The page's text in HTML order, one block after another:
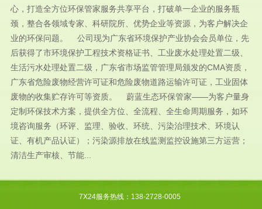
心，打造全方位环保管家服务共享平台，打破单一企业的服务瓶
颈，整合各领域专家、科研院所、优势企业等资源，为客户解决企
业的环保问题。 公司现为广东省环境保护产业协会会员单位，先
后获得了市环境保护工程技术资格证书、工业废水处理处置二级、
生活污水处理处置二级，广东省市场监管管理局颁发的CMA资质，
广东省危险废物经营许可证和危险废物道路运输许可证，工业固体
废物的收集贮存许可等资质。 蔚蓝生态环保管家——为客户量身
定制环保技术方案，提供全方位、全流程、全生命周期服务，如环
境咨询服务（环评、监理、验收、环统、污染治理技术、环境认
证、有机产品认证）；污染源排放在线监测监控设施第三方运营；
清洁生产审核、节能...
7X24服务热线：138-2728-0005